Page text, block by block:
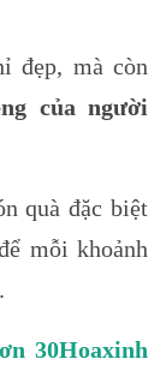
đẹp, mà còn
của người
quà đặc biệt
mỗi khoảnh
30Hoaxinh